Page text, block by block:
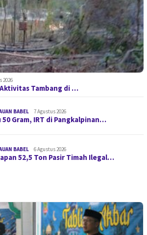
2026
Tambang di …
BABEL 7 Agustus 2026
50 Gram, IRT di Pangkalpinan…
BABEL 6 Agustus 2026
52,5 Ton Pasir Timah Ilegal…